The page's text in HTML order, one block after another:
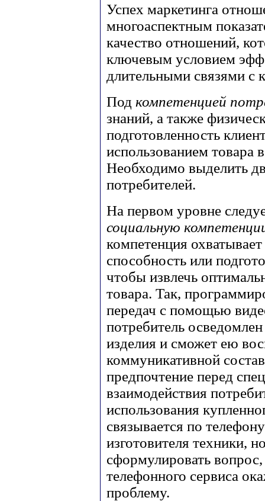
Успех маркетинга
многоаспектным
качество отношений,
ключевым условием
длительными связями с
Под компетенцией
знаний, а также
подготовленность
использованием товара
Необходимо выделить
потребителей.
На первом уровне
социальную
компетенция
способность или
чтобы извлечь
товара. Так,
передач с помощью
потребитель
изделия и сможет ею
коммуникативной
предпочтение перед
взаимодействия
использования
связывается по
изготовителя техники,
сформулировать
телефонного сервиса
проблему.